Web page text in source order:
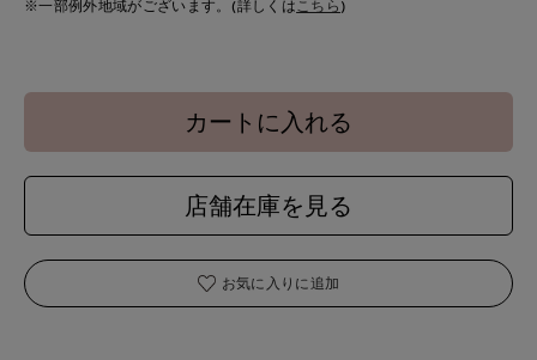
※一部例外地域がございます。(詳しくはこちら )
カートに入れる
店舗在庫を見る
お気に入りに追加